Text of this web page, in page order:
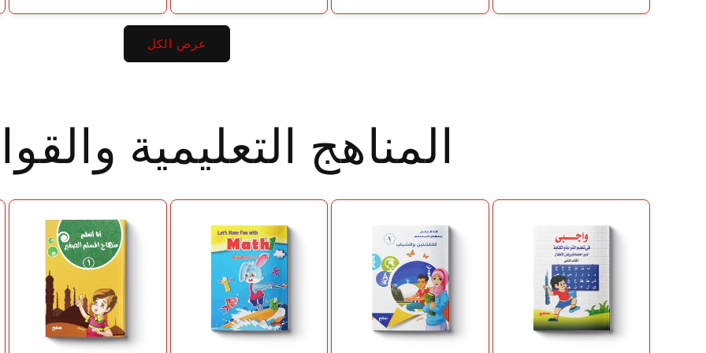
عرض الكل
المناهج التعليمية